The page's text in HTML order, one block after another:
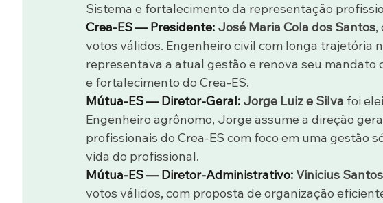
Sistema e fortalecimento da representação
Crea-ES — Presidente: José Maria Cola dos Santos,
votos válidos. Engenheiro civil com longa trajetória
representava a atual gestão e renova seu mandato
e fortalecimento do Crea-ES.
Mútua-ES — Diretor-Geral: Jorge Luiz e Silva foi
Engenheiro agrônomo, Jorge assume a direção
profissionais do Crea-ES com foco em uma gestão
vida do profissional.
Mútua-ES — Diretor-Administrativo: Vinicius
votos válidos, com proposta de organização